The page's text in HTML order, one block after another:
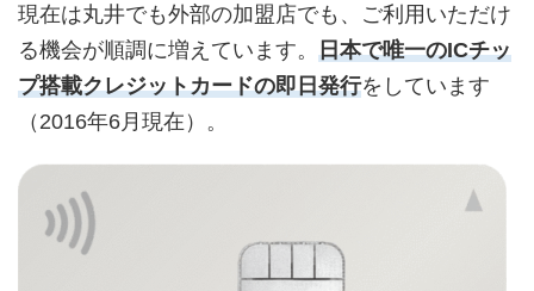
現在は丸井でも外部の加盟店でも、ご利用いただけ
る機会が順調に増えています。 日本で唯一のICチッ
プ搭載クレジットカードの即日発行をしています
（2016年6月現在）。